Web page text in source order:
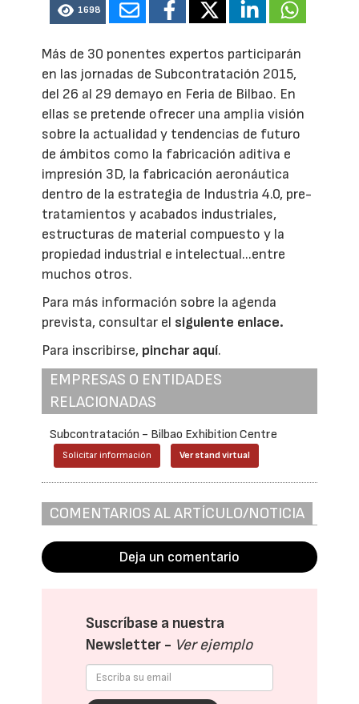
1698
Más de 30 ponentes expertos participarán
en las jornadas de Subcontratación 2015,
del 26 al 29 demayo en Feria de Bilbao. En
ellas se pretende ofrecer una amplia visión
sobre la actualidad y tendencias de futuro
de ámbitos como la fabricación aditiva e
impresión 3D, la fabricación aeronáutica
dentro de la estrategia de Industria 4.0, pre-
tratamientos y acabados industriales,
estructuras de material compuesto y la
propiedad industrial e intelectual...entre
muchos otros.
Para más información sobre la agenda
prevista, consultar el siguiente enlace.
Para inscribirse, pinchar aquí.
EMPRESAS O ENTIDADES
RELACIONADAS
Subcontratación - Bilbao Exhibition Centre
Solicitar información Ver stand virtual
COMENTARIOS AL ARTÍCULO/NOTICIA
Deja un comentario
Suscríbase a nuestra
Newsletter - Ver ejemplo